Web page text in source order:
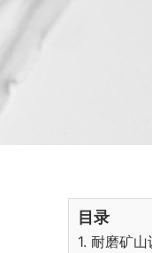
目录
1. 耐磨矿